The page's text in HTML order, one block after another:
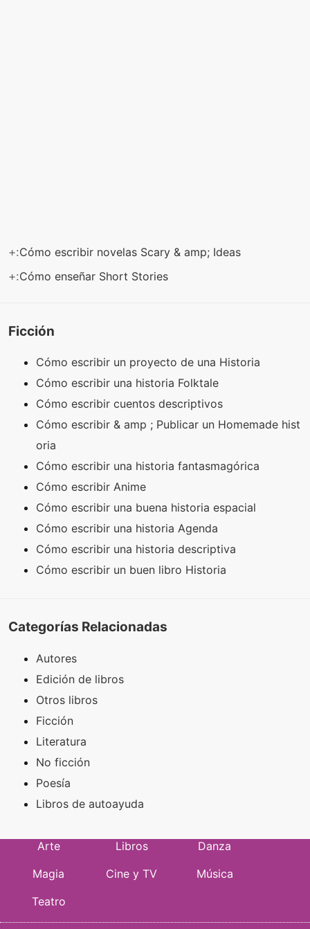
+:Cómo escribir novelas Scary & amp; Ideas
+:Cómo enseñar Short Stories
Ficción
Cómo escribir un proyecto de una Historia
Cómo escribir una historia Folktale
Cómo escribir cuentos descriptivos
Cómo escribir & amp ; Publicar un Homemade hist
oria
Cómo escribir una historia fantasmagórica
Cómo escribir Anime
Cómo escribir una buena historia espacial
Cómo escribir una historia Agenda
Cómo escribir una historia descriptiva
Cómo escribir un buen libro Historia
Categorías Relacionadas
Autores
Edición de libros
Otros libros
Ficción
Literatura
No ficción
Poesía
Libros de autoayuda
Arte Libros
Danza
Magia
Cine y TV
Música
Teatro